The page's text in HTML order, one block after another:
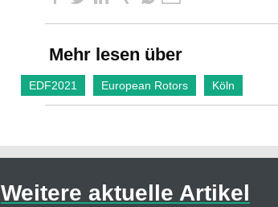
Mehr lesen über
EDF2021 European Rotors Köln
Weitere aktuelle Artikel